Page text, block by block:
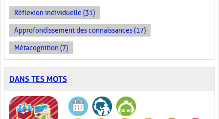
Réflexion individuelle (31)
Approfondissement des connaissances (17)
Métacognition (7)
DANS TES MOTS